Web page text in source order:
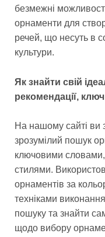
безмежні
орнаменти для
речей, що несуть в
культури.
Як знайти свій
рекомендації,
На нашому сайті ви
зрозумілий пошук
ключовими
стилями.
орнаментів за
техніками
пошуку та знайти
щодо вибору